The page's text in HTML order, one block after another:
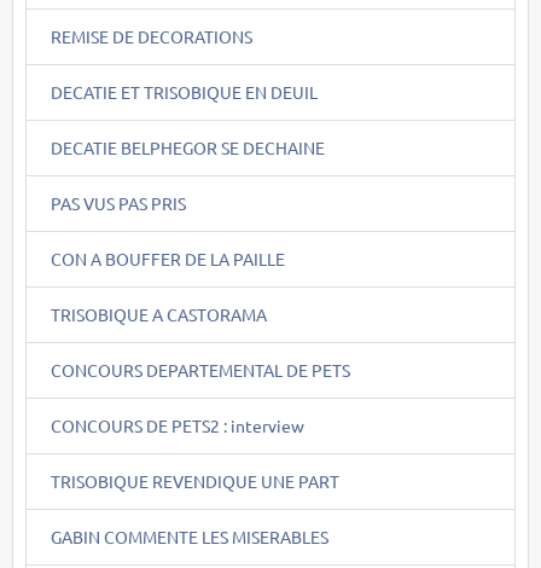
REMISE DE DECORATIONS
DECATIE ET TRISOBIQUE EN DEUIL
DECATIE BELPHEGOR SE DECHAINE
PAS VUS PAS PRIS
CON A BOUFFER DE LA PAILLE
TRISOBIQUE A CASTORAMA
CONCOURS DEPARTEMENTAL DE PETS
CONCOURS DE PETS2 : interview
TRISOBIQUE REVENDIQUE UNE PART
GABIN COMMENTE LES MISERABLES